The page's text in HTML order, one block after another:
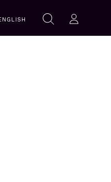
RechercheRechercher